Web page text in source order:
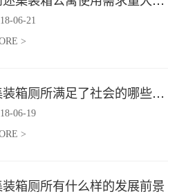
-06-21
>
集装箱厕所满足了社会的哪些需求
-06-19
>
装箱厕所有什么样的发展前景